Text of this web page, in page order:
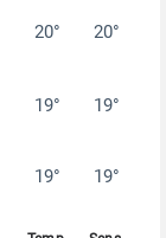
20° 20°
19° 19°
19° 19°